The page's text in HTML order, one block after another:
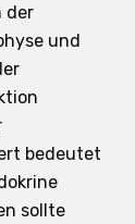
der
und
bedeutet
sollte